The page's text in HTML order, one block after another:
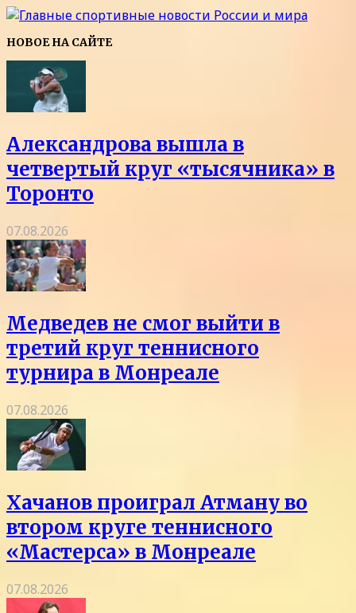
НОВОЕ НА САЙТЕ
Александрова вышла в
четвертый круг «тысячника» в
Торонто
07.08.2026
Медведев не смог выйти в
третий круг теннисного
турнира в Монреале
07.08.2026
Хачанов проиграл Атману во
втором круге теннисного
«Мастерса» в Монреале
07.08.2026